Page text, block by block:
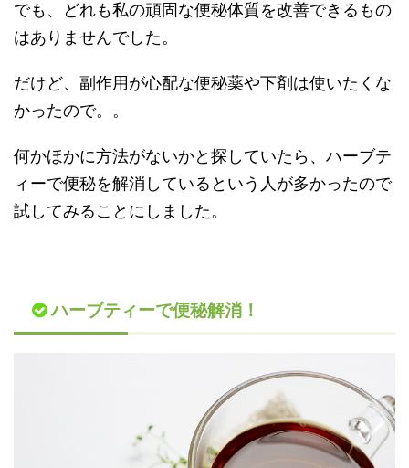
でも、どれも私の頑固な便秘体質を改善できるもの
はありませんでした。
だけど、副作用が心配な便秘薬や下剤は使いたくな
かったので。。
何かほかに方法がないかと探していたら、ハーブテ
ィーで便秘を解消しているという人が多かったので
試してみることにしました。
ハーブティーで便秘解消！